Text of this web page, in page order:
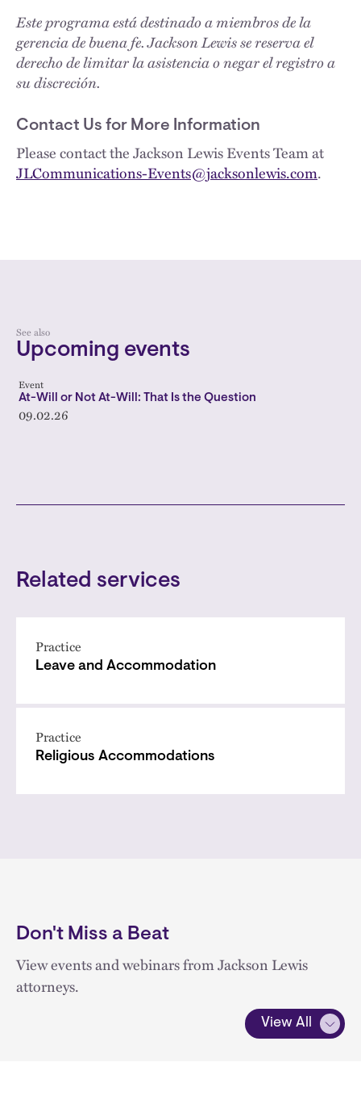
Este programa está destinado a miembros de la
gerencia de buena fe. Jackson Lewis se reserva el
derecho de limitar la asistencia o negar el registro a
su discreción.
Contact Us for More Information
Please contact the Jackson Lewis Events Team at
JLCommunications-Events@jacksonlewis.com.
See also
Upcoming events
Event
At-Will or Not At-Will: That Is the Question
09.02.26
Related services
Practice
Leave and Accommodation
Practice
Religious Accommodations
Don't Miss a Beat
View events and webinars from Jackson Lewis
attorneys.
View All